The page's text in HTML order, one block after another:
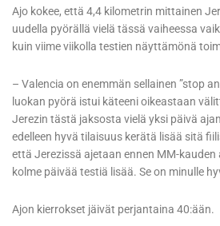
Ajo kokee, että 4,4 kilometrin mittainen
uudella pyörällä vielä tässä vaiheessa
kuin viime viikolla testien näyttämönä
– Valencia on enemmän sellainen ”stop
luokan pyörä istui käteeni oikeastaan
Jerezin tästä jaksosta vielä yksi päivä
edelleen hyvä tilaisuus kerätä lisää sitä
että Jerezissä ajetaan ennen MM-
kolme päivää testiä lisää. Se on minulle
Ajon kierrokset jäivät perjantaina 40:ään.